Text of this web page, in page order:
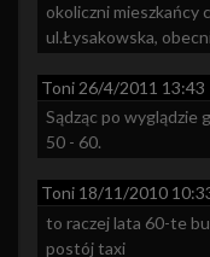
okoliczni mieszkańcy
ul.Łysakowska,
Toni 26/4/2011 13:43
Sądząc po wyglądzie
50 - 60.
Toni 18/11/2010
to raczej lata 60-te
postój taxi